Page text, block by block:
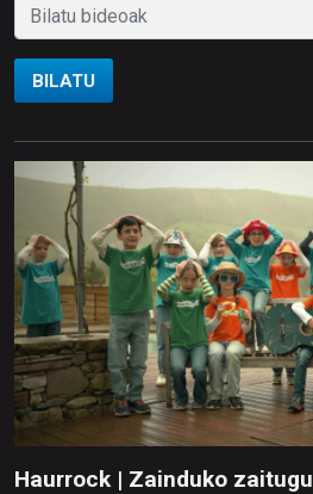
BILATU
Haurrock | Zainduko zaitugu